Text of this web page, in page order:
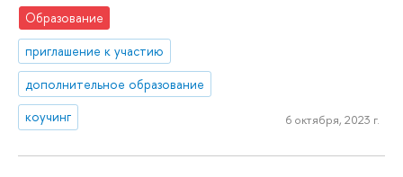
Образование
приглашение к участию
дополнительное образование
коучинг
6 октября, 2023 г.